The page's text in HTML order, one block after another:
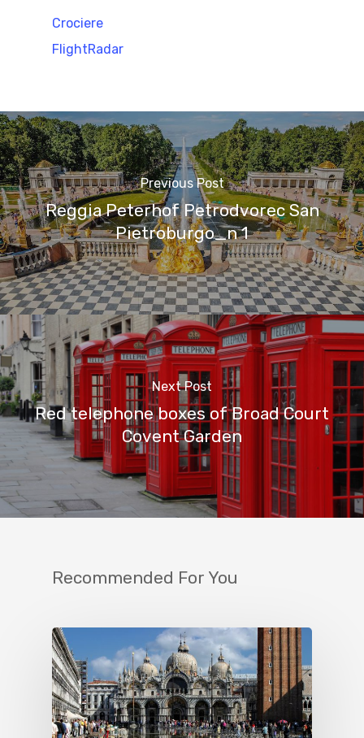
Crociere
FlightRadar
Previous Post
Reggia Peterhof Petrodvorec San
Pietroburgo_n 1
Next Post
Red telephone boxes of Broad Court
Covent Garden
Recommended For You